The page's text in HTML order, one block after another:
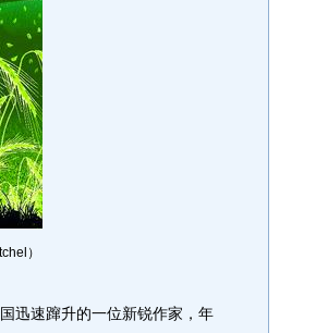
）
迅速蹿升的一位新锐作家，年